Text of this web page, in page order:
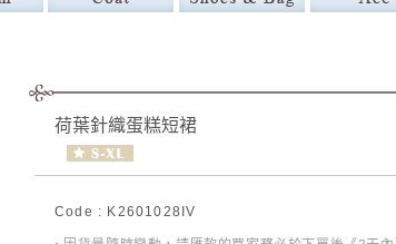
荷葉針織蛋糕短裙
Code : K2601028IV